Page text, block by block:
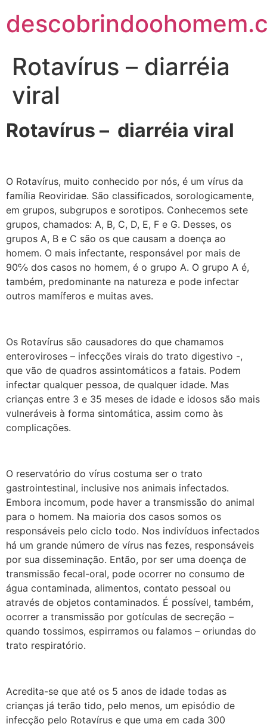
Rotavírus – diarréia
viral
Rotavírus – diarréia viral
O Rotavírus, muito conhecido por nós, é um vírus da
família Reoviridae. São classificados, sorologicamente,
em grupos, subgrupos e sorotipos. Conhecemos sete
grupos, chamados: A, B, C, D, E, F e G. Desses, os
grupos A, B e C são os que causam a doença ao
homem. O mais infectante, responsável por mais de
90℅ dos casos no homem, é o grupo A. O grupo A é,
também, predominante na natureza e pode infectar
outros mamíferos e muitas aves.
Os Rotavírus são causadores do que chamamos
enteroviroses – infecções virais do trato digestivo -,
que vão de quadros assintomáticos a fatais. Podem
infectar qualquer pessoa, de qualquer idade. Mas
crianças entre 3 e 35 meses de idade e idosos são mais
vulneráveis à forma sintomática, assim como às
complicações.
O reservatório do vírus costuma ser o trato
gastrointestinal, inclusive nos animais infectados.
Embora incomum, pode haver a transmissão do animal
para o homem. Na maioria dos casos somos os
responsáveis pelo ciclo todo. Nos indivíduos infectados
há um grande número de vírus nas fezes, responsáveis
por sua disseminação. Então, por ser uma doença de
transmissão fecal-oral, pode ocorrer no consumo de
água contaminada, alimentos, contato pessoal ou
através de objetos contaminados. É possível, também,
ocorrer a transmissão por gotículas de secreção –
quando tossimos, espirramos ou falamos – oriundas do
trato respiratório.
Acredita-se que até os 5 anos de idade todas as
crianças já terão tido, pelo menos, um episódio de
infecção pelo Rotavírus e que uma em cada 300